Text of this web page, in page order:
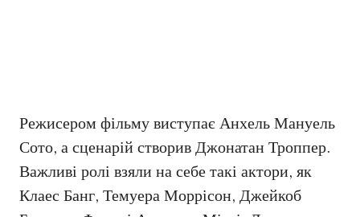
Режисером фільму виступає Анхель Мануель
Сото, а сценарій створив Джонатан Троппер.
Важливі ролі взяли на себе такі актори, як
Клаес Банг, Темуера Моррісон, Джейкоб